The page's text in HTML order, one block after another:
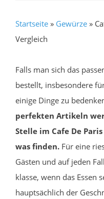
Startseite » Gewürze »
Vergleich
Falls man sich das
bestellt, insbesondere
einige Dinge zu
perfekten Artikeln
Stelle im Cafe De
was finden. Für eine
Gästen und auf jeden
klasse, wenn das Essen
hauptsächlich der